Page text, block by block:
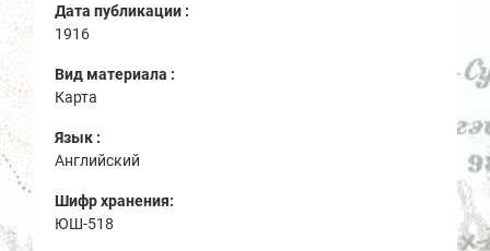
Дата публикации :
1916
Вид материала :
Карта
Язык :
Английский
Шифр хранения:
ЮШ-518